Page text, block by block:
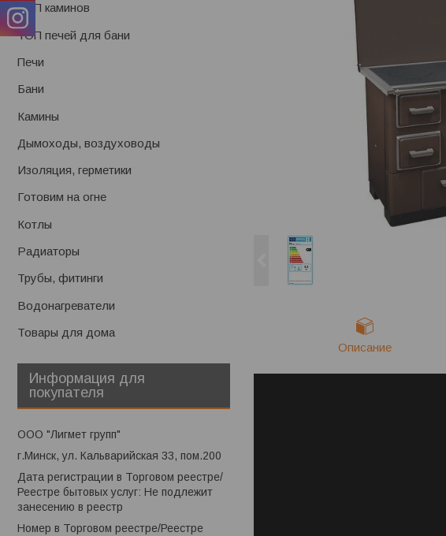
Описание
ТОП каминов
ТОП печей для бани
Печи
Бани
Камины
Дымоходы, воздуховоды
Изоляция, герметики
Готовим на огне
Котлы
Радиаторы
Трубы, фитинги
Водонагреватели
Товары для дома
Информация для
покупателя
ООО "Лигмет групп"
г.Минск, ул. Кальварийская 33, пом.200
Дата регистрации в Торговом реестре/
Реестре бытовых услуг: Не подлежит
занесению в реестр
Номер в Торговом реестре/Реестре